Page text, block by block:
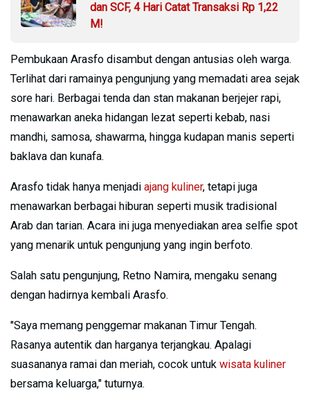
dan SCF, 4 Hari Catat Transaksi Rp 1,22
M!
Pembukaan Arasfo disambut dengan antusias oleh warga.
Terlihat dari ramainya pengunjung yang memadati area sejak
sore hari. Berbagai tenda dan stan makanan berjejer rapi,
menawarkan aneka hidangan lezat seperti kebab, nasi
mandhi, samosa, shawarma, hingga kudapan manis seperti
baklava dan kunafa.
Arasfo tidak hanya menjadi ajang kuliner, tetapi juga
menawarkan berbagai hiburan seperti musik tradisional
Arab dan tarian. Acara ini juga menyediakan area selfie spot
yang menarik untuk pengunjung yang ingin berfoto.
Salah satu pengunjung, Retno Namira, mengaku senang
dengan hadirnya kembali Arasfo.
"Saya memang penggemar makanan Timur Tengah.
Rasanya autentik dan harganya terjangkau. Apalagi
suasananya ramai dan meriah, cocok untuk wisata kuliner
bersama keluarga," tuturnya.